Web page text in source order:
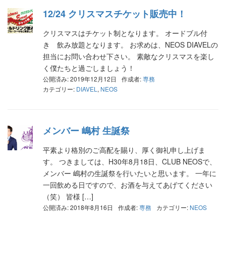
12/24 クリスマスチケット販売中！
クリスマスはチケット制となります。 オードブル付
き 飲み放題となります。 お求めは、NEOS DIAVELの
担当にお問い合わせ下さい。 素敵なクリスマスを楽し
く僕たちと過ごしましょう！
公開済み: 2019年12月12日 作成者:専務
カテゴリー: DIAVEL , NEOS
メンバー 嶋村 生誕祭
平素より格別のご高配を賜り、厚く御礼申し上げま
す。 つきましては、H30年8月18日、CLUB NEOSで、
メンバー 嶋村の生誕祭を行いたいと思います。 一年に
一回飲める日ですので、お酒を与えてあげてください
（笑） 皆様 […]
公開済み: 2018年8月16日 作成者:専務 カテゴリー: NEOS